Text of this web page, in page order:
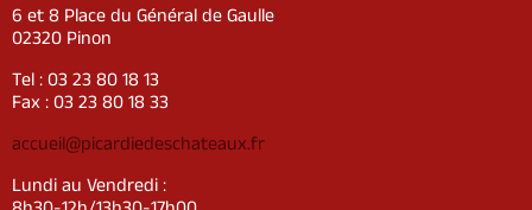
6 et 8 Place du Général de Gaulle
02320 Pinon
Tel : 03 23 80 18 13
Fax : 03 23 80 18 33
accueil@picardiedeschateaux.fr
Lundi au Vendredi :